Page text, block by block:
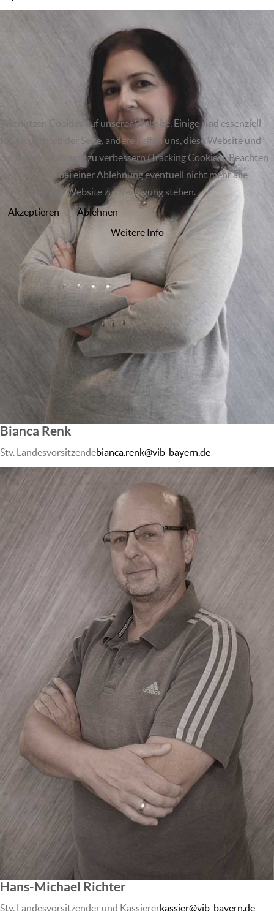
Bianca Renk
Stv. Landesvorsitzendebianca.renk@vib-bayern.de
Hans-Michael Richter
Stv. Landesvorsitzender und Kassiererkassier@vib-bayern.de
Wir nutzen Cookies auf unserer Website. Einige sind essenziell
für den Betrieb der Seite, andere helfen uns, diese Website und
die Nutzererfahrung zu verbessern (Tracking Cookies). Beachten
Sie bitte, dass bei einer Ablehnung eventuell nicht mehr alle
Funktionen der Website zur Verfügung stehen.
Akzeptieren
Ablehnen
Weitere Info